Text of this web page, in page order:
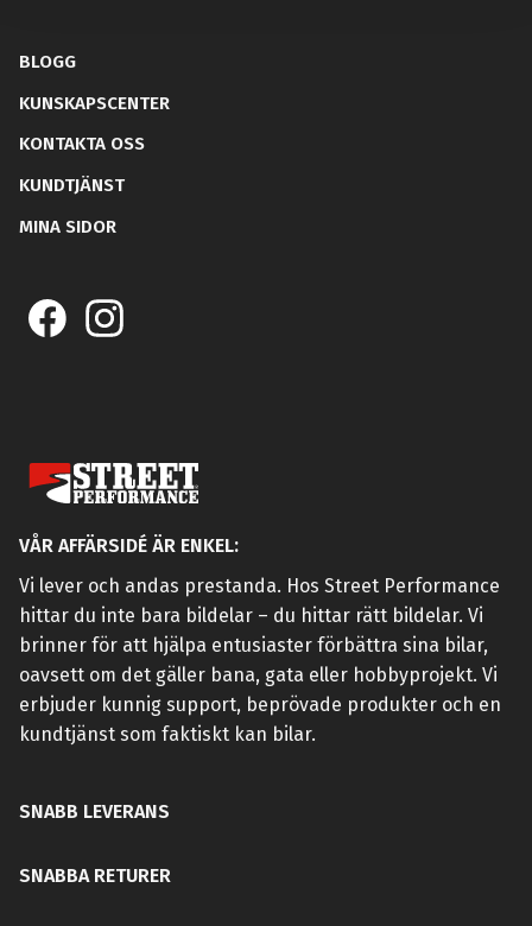
BLOGG
KUNSKAPSCENTER
KONTAKTA OSS
KUNDTJÄNST
MINA SIDOR
VÅR AFFÄRSIDÉ ÄR ENKEL:
Vi lever och andas prestanda. Hos Street Performance
hittar du inte bara bildelar – du hittar rätt bildelar. Vi
brinner för att hjälpa entusiaster förbättra sina bilar,
oavsett om det gäller bana, gata eller hobbyprojekt. Vi
erbjuder kunnig support, beprövade produkter och en
kundtjänst som faktiskt kan bilar.
SNABB LEVERANS
SNABBA RETURER